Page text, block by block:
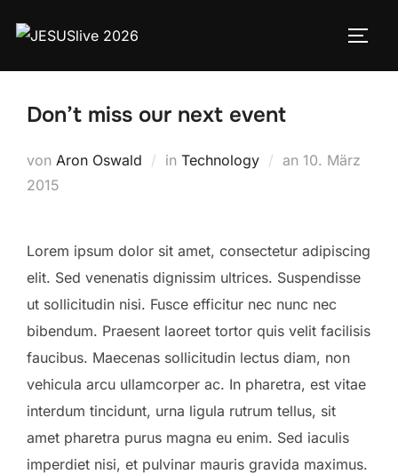
Don’t miss our next event
von Aron Oswald in Technology an 10. März
2015
Lorem ipsum dolor sit amet, consectetur adipiscing
elit. Sed venenatis dignissim ultrices. Suspendisse
ut sollicitudin nisi. Fusce efficitur nec nunc nec
bibendum. Praesent laoreet tortor quis velit facilisis
faucibus. Maecenas sollicitudin lectus diam, non
vehicula arcu ullamcorper ac. In pharetra, est vitae
interdum tincidunt, urna ligula rutrum tellus, sit
amet pharetra purus magna eu enim. Sed iaculis
imperdiet nisi, et pulvinar mauris gravida maximus.